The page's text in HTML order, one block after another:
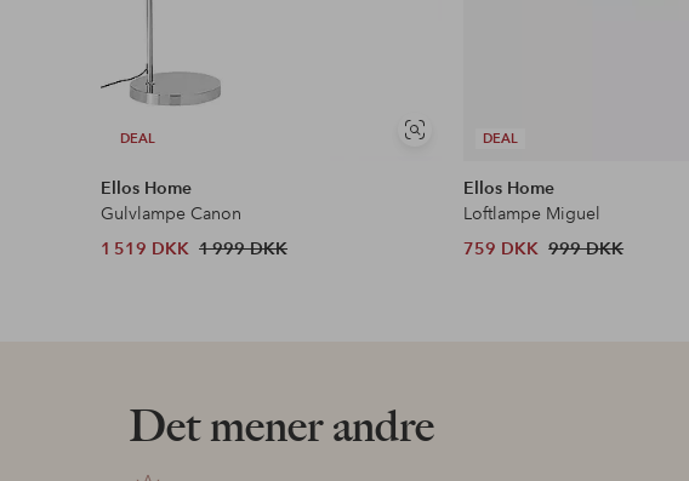
DEAL
Se
Ellos Home
Gulvlampe Canon
1 519 DKK 1 999 DKK
DEAL
Ellos Home
Loftlampe Miguel
759 DKK 999 DKK
Det mener andre